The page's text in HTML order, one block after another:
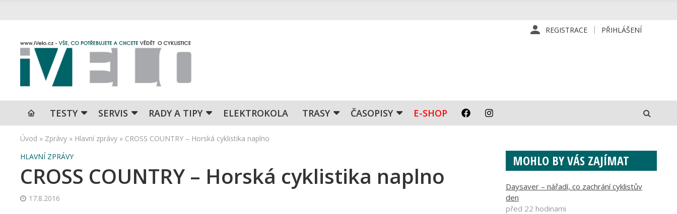
REGISTRACE PŘIHLÁŠENÍ
TESTY SERVIS RADY A TIPY ELEKTROKOLA TRASY ČASOPISY E-SHOP
Úvod » Zprávy » Hlavní zprávy » CROSS COUNTRY – Horská cyklistika naplno
HLAVNÍ ZPRÁVY
CROSS COUNTRY – Horská cyklistika naplno
17.8.2016
MOHLO BY VÁS ZAJÍMAT
Daysaver – nářadí, co zachrání cyklistův
den
před 22 hodinami